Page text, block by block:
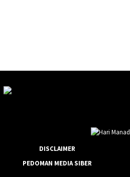
DISCLAIMER
PEDOMAN MEDIA SIBER